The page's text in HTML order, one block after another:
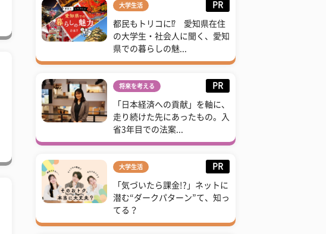
大学生活 PR
都民もトリコに⁉ 愛知県在住
の大学生・社会人に聞く、愛知
県での暮らしの魅...
将来を考える PR
「日本経済への貢献」を軸に、
走り続けた先にあったもの。入
省3年目での法案...
大学生活 PR
「気づいたら課金!?」ネットに
潜む“ダークパターン”て、知っ
てる？